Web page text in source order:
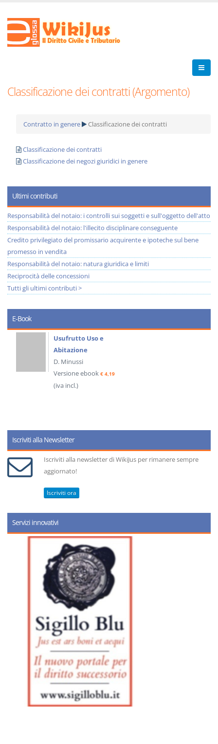
Classificazione dei contratti (Argomento)
Contratto in genere Classificazione dei contratti
Classificazione dei contratti
Classificazione dei negozi giuridici in genere
Ultimi contributi
Responsabilità del notaio: i controlli sui soggetti e sull'oggetto dell'atto
Responsabilità del notaio: l'illecito disciplinare conseguente
Credito privilegiato del promissario acquirente e ipoteche sul bene
promesso in vendita
Responsabilità del notaio: natura giuridica e limiti
Reciprocità delle concessioni
Tutti gli ultimi contributi >
E-Book
Usufrutto Uso e
Abitazione
D. Minussi
Versione ebook € 4,19
(iva incl.)
Iscriviti alla Newsletter
Iscriviti alla newsletter di WikiJus per rimanere sempre
aggiornato!
Iscriviti ora
Servizi innovativi